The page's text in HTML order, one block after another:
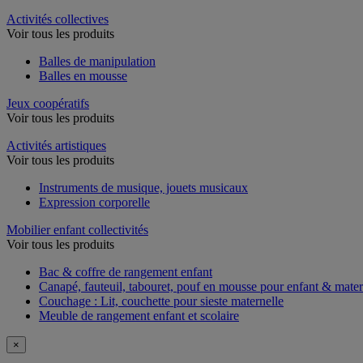
Activités collectives
Voir tous les produits
Balles de manipulation
Balles en mousse
Jeux coopératifs
Voir tous les produits
Activités artistiques
Voir tous les produits
Instruments de musique, jouets musicaux
Expression corporelle
Mobilier enfant collectivités
Voir tous les produits
Bac & coffre de rangement enfant​
Canapé, fauteuil, tabouret, pouf en mousse pour enfant &
Couchage : Lit, couchette pour sieste maternelle​
Meuble de rangement enfant et scolaire
×